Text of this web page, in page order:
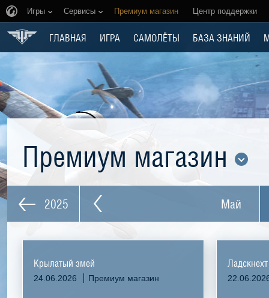
Игры Сервисы Премиум магазин Центр поддержки
ГЛАВНАЯ ИГРА САМОЛЁТЫ БАЗА ЗНАНИЙ
Премиум магазин
2025 Май
Крылатый змей
24.06.2026 Премиум магазин
Ладскнехт